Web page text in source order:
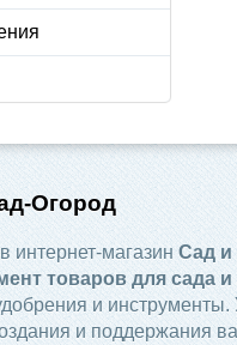
Огород
интернет-магазин Сад и
товаров для сада и
и инструменты.
и поддержания